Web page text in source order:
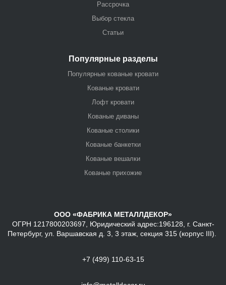
Рассрочка
Выбор стекла
Статьи
Популярные разделы
Популярные кованые кровати
Кованые кровати
Лофт кровати
Кованые диваны
Кованые столики
Кованые банкетки
Кованые вешалки
Кованые прихожие
ООО «ФАБРИКА МЕТАЛЛДЕКОР»
ОГРН 1217800203697, Юридический адрес:196128, г. Санкт-
Петербург, ул. Варшавская д. 3, 3 этаж, секция 315 (корпус III).
+7 (499) 110-63-15